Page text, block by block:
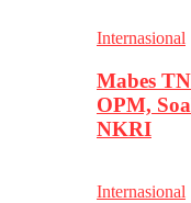
Internasional
Mabes
OPM,
NKRI
Internasional